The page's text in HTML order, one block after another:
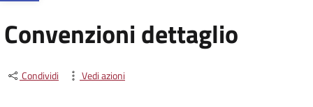
Convenzioni dettaglio
Condividi Vedi azioni